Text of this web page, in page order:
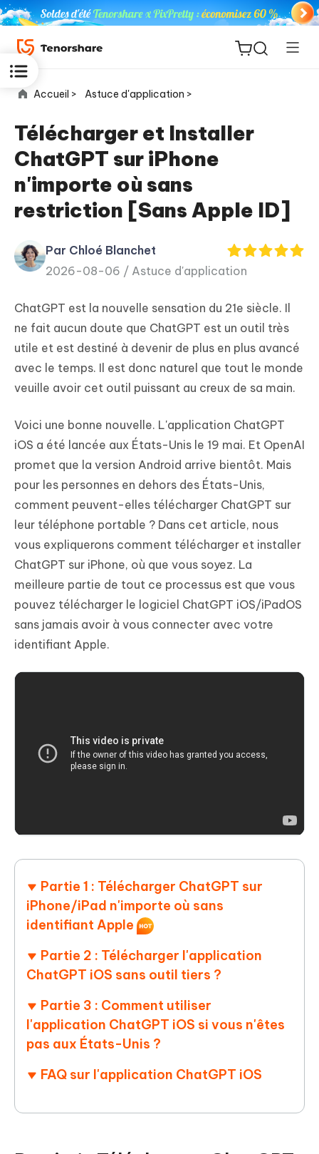
for iOS
PDF
Editor
New
iAnyGo
Accueil > Astuce d'application >
Télécharger et Installer
ChatGPT sur iPhone
n'importe où sans
restriction [Sans Apple ID]
Par Chloé Blanchet
2026-08-06 / Astuce d'application
ChatGPT est la nouvelle sensation du 21e siècle. Il
ne fait aucun doute que ChatGPT est un outil très
utile et est destiné à devenir de plus en plus avancé
avec le temps. Il est donc naturel que tout le monde
veuille avoir cet outil puissant au creux de sa main.
Voici une bonne nouvelle. L'application ChatGPT
iOS a été lancée aux États-Unis le 19 mai. Et OpenAI
promet que la version Android arrive bientôt. Mais
pour les personnes en dehors des États-Unis,
comment peuvent-elles télécharger ChatGPT sur
leur téléphone portable ? Dans cet article, nous
vous expliquerons comment télécharger et installer
ChatGPT sur iPhone, où que vous soyez. La
meilleure partie de tout ce processus est que vous
pouvez télécharger le logiciel ChatGPT iOS/iPadOS
sans jamais avoir à vous connecter avec votre
identifiant Apple.
Partie 1 : Télécharger ChatGPT sur
iPhone/iPad n'importe où sans
identifiant Apple
Partie 2 : Télécharger l'application
ChatGPT iOS sans outil tiers ?
Partie 3 : Comment utiliser
l'application ChatGPT iOS si vous n'êtes
pas aux États-Unis ?
FAQ sur l'application ChatGPT iOS